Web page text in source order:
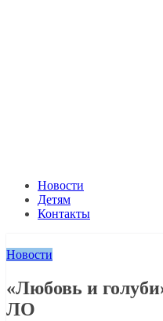
Новости
Детям
Контакты
Новости
«Любовь и
ЛО